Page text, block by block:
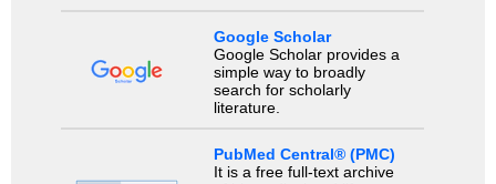
Google Scholar
Google Scholar provides a
simple way to broadly
search for scholarly
literature.
PubMed Central® (PMC)
It is a free full-text archive